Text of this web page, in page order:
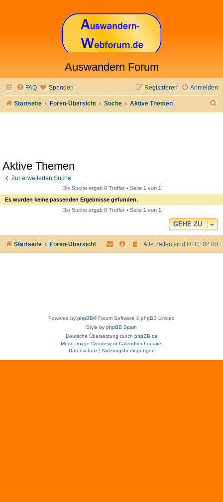
Auswandern Forum
FAQ Spenden Anmelden
Registrieren
Startseite Foren-Übersicht Suche Aktive Themen
Aktive Themen
Zur erweiterten Suche
Die Suche ergab 0 Treffer • Seite 1von 1
Es wurden keine passenden Ergebnisse gefunden.
Die Suche ergab 0 Treffer • Seite 1von 1
GEHE ZU
Startseite Foren-Übersicht Alle Zeiten sind UTC+02:00
Powered by phpBB® Forum Software © phpBB Limited
Style by phpBB Spain
Deutsche Übersetzung durch phpBB.de
Moon Image Courtesy of Calendrier Lunaire.
Datenschutz| Nutzungsbedingungen